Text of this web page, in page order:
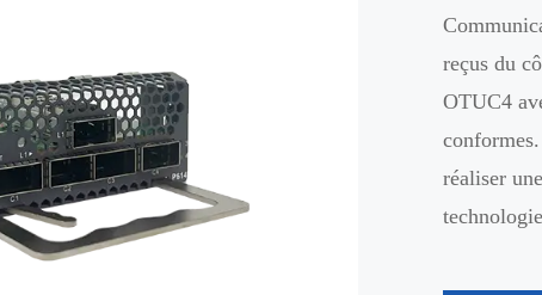
reçus du
OTUC4
réaliser